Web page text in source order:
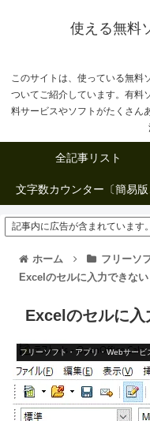
使える無料
このサイトは、使っている無料
ついてご紹介しています。有料
料サービスやソフトがたくさん
全記事リスト
記事内に広告が含まれています。
ホーム
フリーソ
Excelのセルに入力できない
Excelのセルに入
フリーソフト・アプリ・Webサービ